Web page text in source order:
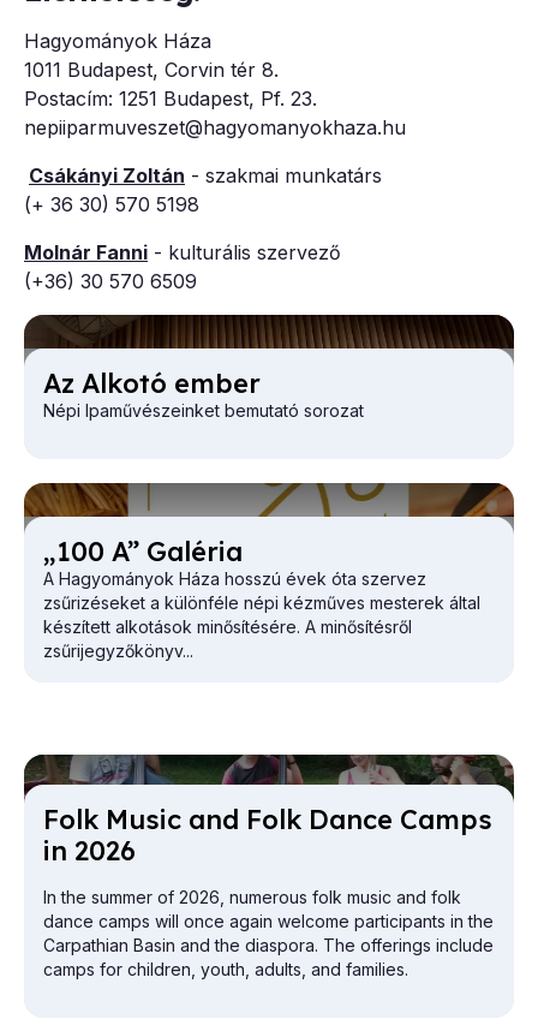
Hagyományok Háza
1011 Budapest, Corvin tér 8.
Postacím: 1251 Budapest, Pf. 23.
nepiiparmuveszet@hagyomanyokhaza.hu
Csákányi Zoltán - szakmai munkatárs
(+ 36 30) 570 5198
Molnár Fanni - kulturális szervező
(+36) 30 570 6509
Az Al­kotó em­ber
Népi Ipaművészeinket bemutató sorozat
„100 A” Galéria
A Hagyományok Háza hosszú évek óta szervez
zsűrizéseket a különféle népi kézműves mesterek által
készített alkotások minősítésére. A minősítésről
zsűrijegyzőkönyv...
Folk Mu­sic and Folk Dance Camps
in 2026
In the summer of 2026, numerous folk music and folk
dance camps will once again welcome participants in the
Carpathian Basin and the diaspora. The offerings include
camps for children, youth, adults, and families.